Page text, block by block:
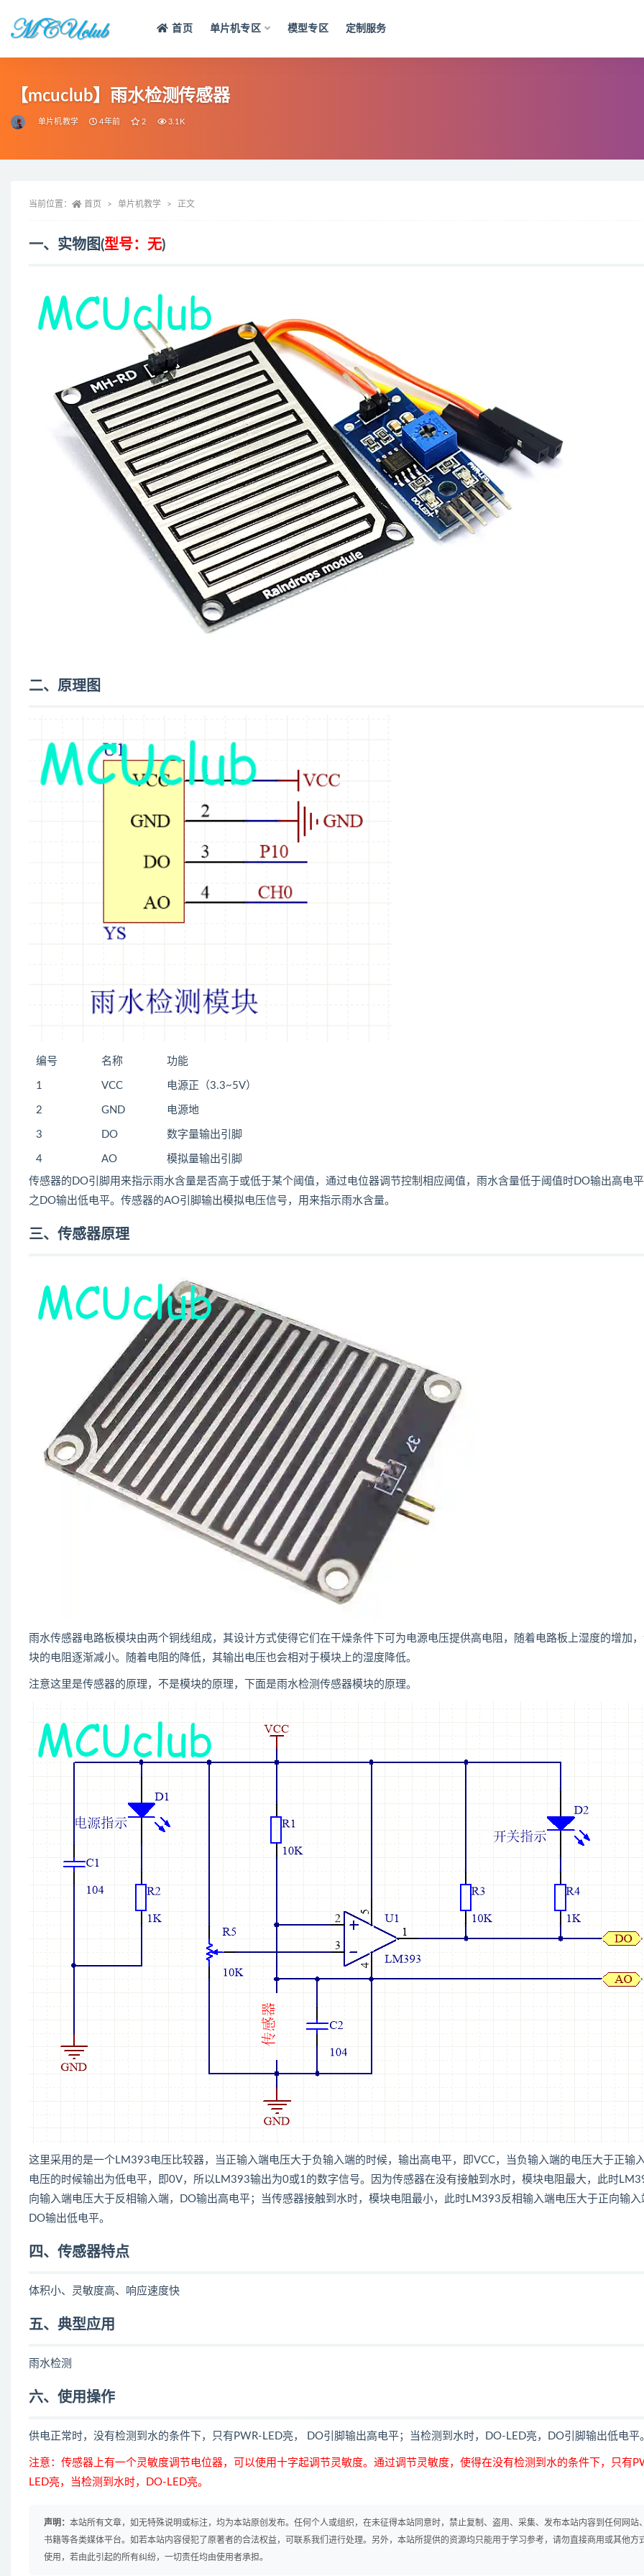
首页 单片机专区 模型专区 定制服务
【mcuclub】雨水检测传感器
单片机教学 4年前 2 3.1K
当前位置： 首页 单片机教学 正文
一、实物图(型号：无)
二、原理图
编号 名称 功能
1 VCC 电源正（3.3~5V）
2 GND 电源地
3 DO 数字量输出引脚
4 AO 模拟量输出引脚
传感器的DO引脚用来指示雨水含量是否高于或低于某个阈值，通过电位器调节控制相应阈值，雨水含量低于阈值时DO输出高电
之DO输出低电平。传感器的AO引脚输出模拟电压信号，用来指示雨水含量。
三、传感器原理
雨水传感器电路板模块由两个铜线组成，其设计方式使得它们在干燥条件下可为电源电压提供高电阻，随着电路板上湿度的增加
块的电阻逐渐减小。随着电阻的降低，其输出电压也会相对于模块上的湿度降低。
注意这里是传感器的原理，不是模块的原理，下面是雨水检测传感器模块的原理。
这里采用的是一个LM393电压比较器，当正输入端电压大于负输入端的时候，输出高电平，即VCC，当负输入端的电压大于正输
电压的时候输出为低电平，即0V，所以LM393输出为0或1的数字信号。因为传感器在没有接触到水时，模块电阻最大，此时
向输入端电压大于反相输入端，DO输出高电平；当传感器接触到水时，模块电阻最小，此时LM393反相输入端电压大于正向输入
DO输出低电平。
四、传感器特点
体积小、灵敏度高、响应速度快
五、典型应用
雨水检测
六、使用操作
供电正常时，没有检测到水的条件下，只有PWR-LED亮， DO引脚输出高电平；当检测到水时，DO-LED亮，DO引脚输出低电平
注意：传感器上有一个灵敏度调节电位器，可以使用十字起调节灵敏度。通过调节灵敏度，使得在没有检测到水的条件下，只有
LED亮，当检测到水时，DO-LED亮。
声明： 本站所有文章，如无特殊说明或标注，均为本站原创发布。任何个人或组织，在未征得本站同意时，禁止复制、盗用、采集、发布本站内容到任何网站
书籍等各类媒体平台。如若本站内容侵犯了原著者的合法权益，可联系我们进行处理。另外，本站所提供的资源均只能用于学习参考，请勿直接商用或其他方
使用，若由此引起的所有纠纷，一切责任均由使用者承担。